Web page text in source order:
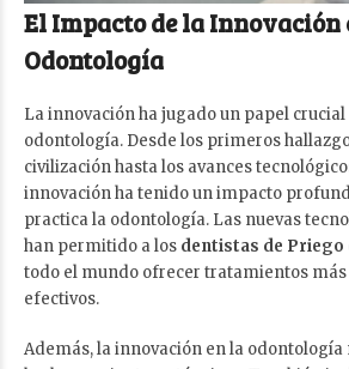
El Impacto de la Innovación
Odontología
La innovación ha jugado un papel
odontología. Desde los primeros
civilización hasta los avances
innovación ha tenido un impacto
practica la odontología. Las nuevas
han permitido a los dentistas de Priego
todo el mundo ofrecer tratamientos
efectivos.
Además, la innovación en la odontología